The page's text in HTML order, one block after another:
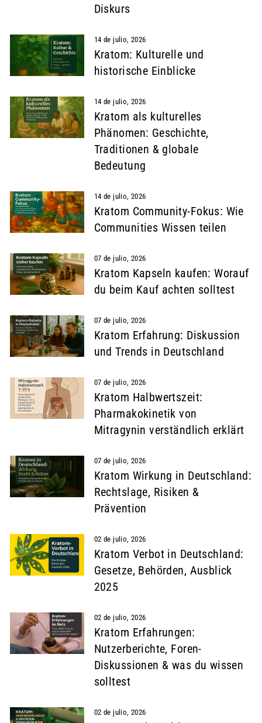
Diskurs
14 de julio, 2026
Kratom: Kulturelle und
historische Einblicke
14 de julio, 2026
Kratom als kulturelles
Phänomen: Geschichte,
Traditionen & globale
Bedeutung
14 de julio, 2026
Kratom Community-Fokus: Wie
Communities Wissen teilen
07 de julio, 2026
Kratom Kapseln kaufen: Worauf
du beim Kauf achten solltest
07 de julio, 2026
Kratom Erfahrung: Diskussion
und Trends in Deutschland
07 de julio, 2026
Kratom Halbwertszeit:
Pharmakokinetik von
Mitragynin verständlich erklärt
07 de julio, 2026
Kratom Wirkung in Deutschland:
Rechtslage, Risiken &
Prävention
02 de julio, 2026
Kratom Verbot in Deutschland:
Gesetze, Behörden, Ausblick
2025
02 de julio, 2026
Kratom Erfahrungen:
Nutzerberichte, Foren-
Diskussionen & was du wissen
solltest
02 de julio, 2026